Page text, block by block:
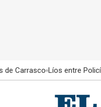
de Carrasco Líos entre